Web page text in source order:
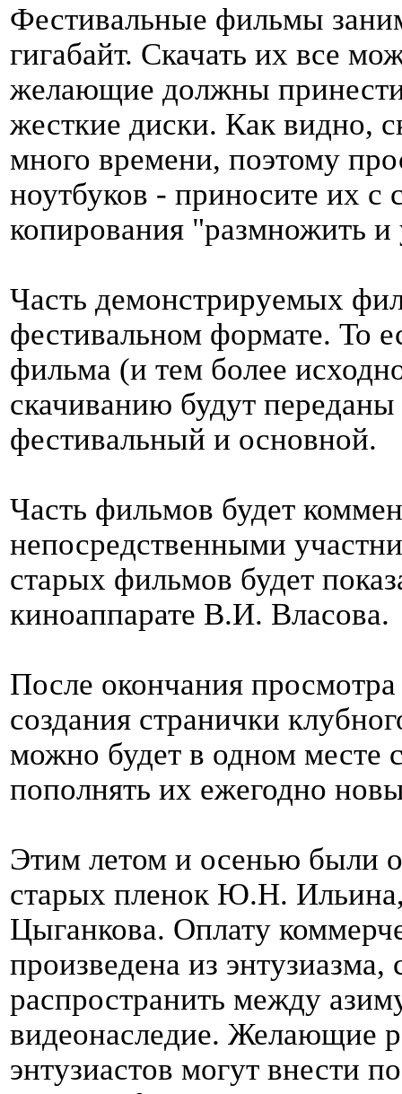
Фестивальные фильмы
гигабайт. Скачать их все
желающие должны
жесткие диски. Как видно,
много времени, поэтому
ноутбуков - приносите их с
копирования "размножить и
Часть демонстрируемых
фестивальном формате. То
фильма (и тем более
скачиванию будут
фестивальный и основной.
Часть фильмов будет
непосредственными
старых фильмов будет
киноаппарате В.И. Власова.
После окончания
создания странички
можно будет в одном месте
пополнять их ежегодно
Этим летом и осенью были
старых пленок Ю.Н.
Цыганкова. Оплату
произведена из
распространить между
видеонаследие. Желающие
энтузиастов могут внести